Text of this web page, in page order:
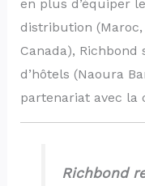
en plus d’équiper
distribution
Canada), Richbond
d’hôtels (Naoura
partenariat avec la
Richbond